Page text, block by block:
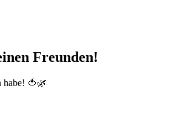
Freunden!
habe! 🍅🌿